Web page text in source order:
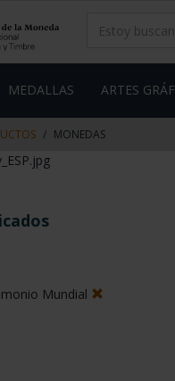
MEDALLAS ARTES
MONEDAS
Mundial